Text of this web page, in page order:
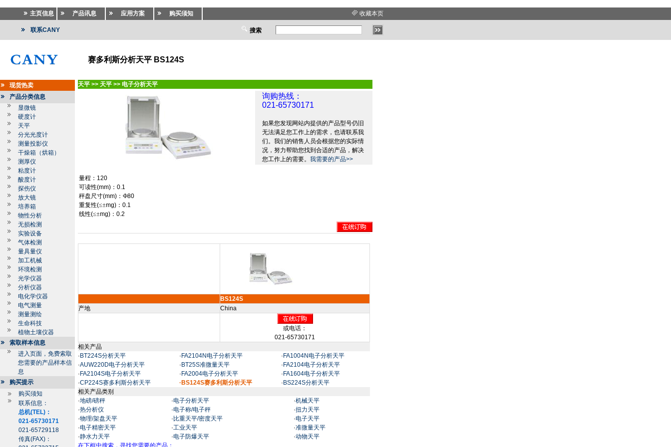
主页信息 产品讯息 应用方案 购买须知 收藏本页
联系CANY 搜索
赛多利斯分析天平 BS124S
现货热卖
产品分类信息
显微镜
硬度计
天平
分光光度计
测量投影仪
干燥箱（烘箱）
测厚仪
粘度计
酸度计
探伤仪
放大镜
培养箱
物性分析
无损检测
实验设备
气体检测
量具量仪
加工机械
环境检测
光学仪器
分析仪器
电化学仪器
电气测量
测量测绘
生命科技
植物土壤仪器
索取样本信息
进入页面，免费索取
您需要的产品样本信
息
购买提示
购买须知
联系信息：
总机(TEL)：
021-65730171
021-65729118
传真(FAX)：
天平 >> 天平 >> 电子分析天平
询购热线：
021-65730171
如果您发现网站内提供的产品型号仍旧
无法满足您工作上的需求，也请联系我
们。我们的销售人员会根据您的实际情
况，努力帮助您找到合适的产品，解决
您工作上的需要。 我需要的产品>>
量程： 120
可读性(mm) ： 0.1
秤盘尺寸(mm) ：Ф80
重复性(≤±mg) ： 0.1
线性(≤±mg) ： 0.2
BS124S
产地
China
或电话：
021-65730171
相关产品
· BT224S分析天平 · FA2104N电子分析天平 · FA1004N电子分析天平
·AUW220D电子分析天平 · BT25S准微量天平 · FA2104电子分析天平
· FA2104S电子分析天平 · FA2004电子分析天平 · FA1604电子分析天平
·CP224S赛多利斯分析天平 ·BS124S赛多利斯分析天平 · BS224S分析天平
相关产品类别
·地磅/磅秤 ·电子分析天平 ·机械天平
·热分析仪 ·电子称/电子秤 ·扭力天平
·物理/架盘天平 · 比重天平/密度天平 ·电子天平
·电子精密天平 ·工业天平 ·准微量天平
·静水力天平 ·电子防爆天平 ·动物天平
在下框中搜索，寻找您需要的产品：